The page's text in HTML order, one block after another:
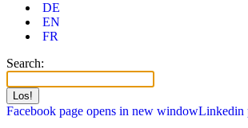
DE
EN
FR
Search:
Facebook page opens in new windowLinkedin